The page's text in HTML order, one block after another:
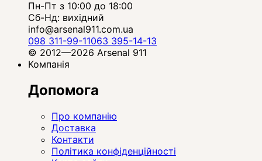
Пн-Пт з 10:00 до 18:00
Сб-Нд: вихідний
info@arsenal911.com.ua
098 311-99-11063 395-14-13
© 2012—2026 Arsenal 911
Компанія
Допомога
Про компанію
Доставка
Контакти
Політика конфіденційності